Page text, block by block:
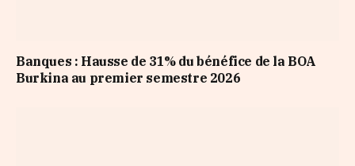
Banques : Hausse de 31% du bénéfice de la BOA
Burkina au premier semestre 2026